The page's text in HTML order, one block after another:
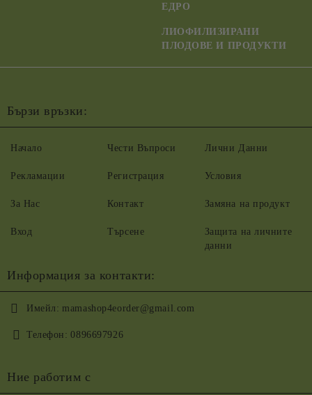
ЕДРО
ЛИОФИЛИЗИРАНИ
ПЛОДОВЕ И ПРОДУКТИ
Бързи връзки:
Начало
Рекламации
За Нас
Вход
Чести Въпроси
Регистрация
Контакт
Търсене
Лични Данни
Условия
Замяна на продукт
Защита на личните
данни
Информация за контакти:
Имейл: mamashop4eorder@gmail.com
Телефон: 0896697926
Ние работим с